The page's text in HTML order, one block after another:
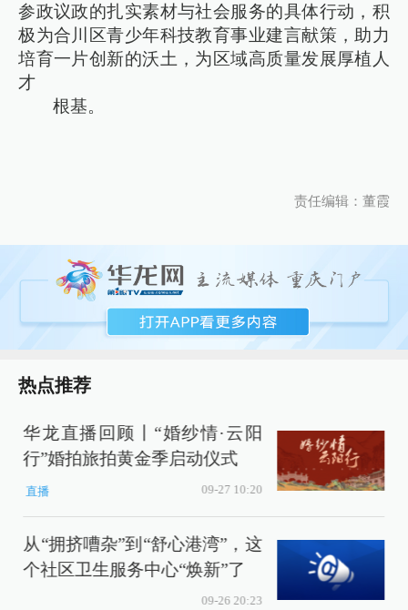
参政议政的扎实素材与社会服务的具体行动，积
极为合川区青少年科技教育事业建言献策，助力
培育一片创新的沃土，为区域高质量发展厚植人
才
根基。
责任编辑：董霞
热点推荐
华龙直播回顾丨“婚纱情·云阳
行”婚拍旅拍黄金季启动仪式
直播 09-27 10:20
从“拥挤嘈杂”到“舒心港湾”，这
个社区卫生服务中心“焕新”了
09-26 20:23